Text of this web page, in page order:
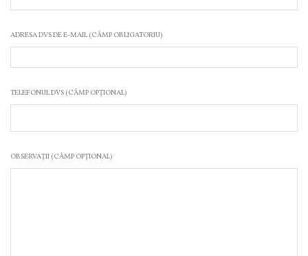
ADRESA DVS DE E-MAIL (CÂMP OBLIGATORIU)
TELEFONUL DVS (CÂMP OPȚIONAL)
OBSERVAȚII (CÂMP OPȚIONAL)